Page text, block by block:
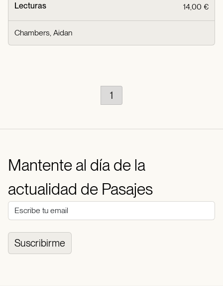
Lecturas 14,00 €
Chambers, Aidan
1
Mantente al día de la
actualidad de Pasajes
Suscribirme